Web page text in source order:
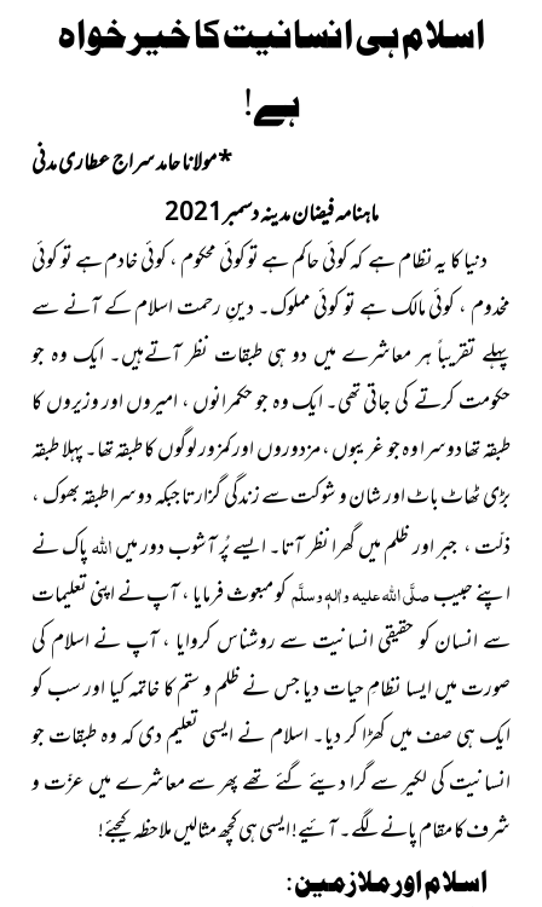
اسلام ہی انسانیت کا خیرخواہ
ہے!
*مولانا حامد سراج عطاری مدنی
ماہنامہ فیضان مدینہ دسمبر2021
دنیا کا یہ نظام ہے کہ کوئی حاکم ہے تو کوئی محکوم ، کوئی خادم ہے تو کوئی
مخدوم ، کوئی مالک ہے تو کوئی مملوک۔ دینِ رحمت اسلام کے آنے سے
پہلے تقریباً ہر معاشرے میں دو ہی طبقات نظر آتےہیں۔ ایک وہ جو
حکومت کرتے کی جاتی تھی۔ ایک وہ جو حکمرانوں ، امیروں اور وزیروں کا
طبقہ تھا دوسرا وہ جو غریبوں ، مزدوروں اور کمزور لوگوں کا طبقہ تھا۔ پہلا طبقہ
بڑی ٹھاٹ باٹ اور شان و شوکت سے زندگی گزارتا جبکہ دوسرا طبقہ بھوک ،
ذلّت ، جبر اور ظلم میں گھرا نظر آتا۔ ایسے پُر آشوب دور میںاللہپاک نے
اپنے حبیبصلَّی اللہ علیہ واٰلہٖ وسلَّمکو مبعوث فرمایا ، آپ نے اپنی تعلیمات
سے انسان کو حقیقی انسانیت سے روشناس کروایا ، آپ نے اسلام کی
صورت میں ایسا نظامِ حیات دیا جس نے ظلم و ستم کا خاتمہ کیا اور سب کو
ایک ہی صف میں کھڑا کر دیا۔ اسلام نے ایسی تعلیم دی کہ وہ طبقات جو
انسانیت کی لکیر سے گرا دیئے گئے تھے پھر سے معاشرے میں عزّت و
شرف کا مقام پانے لگے۔آئیے! ایسی ہی کچھمثالیں ملاحظہ کیجئے!
اسلام اور ملازمین :